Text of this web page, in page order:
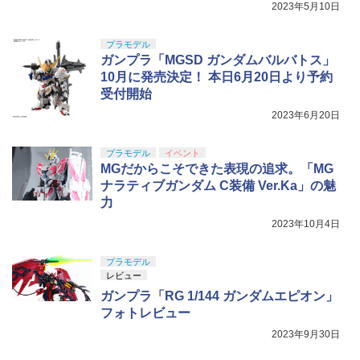
2023年5月10日
プラモデル
ガンプラ「MGSD ガンダムバルバトス」
10月に発売決定！ 本日6月20日より予約
受付開始
2023年6月20日
プラモデル イベント
MGだからこそできた表現の追求。「MG
ナラティブガンダム C装備 Ver.Ka」の魅
力
2023年10月4日
プラモデル
レビュー
ガンプラ「RG 1/144 ガンダムエピオン」
フォトレビュー
2023年9月30日